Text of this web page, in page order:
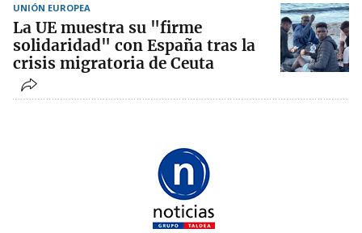
UNIÓN EUROPEA
La UE muestra su "firme
solidaridad" con España tras la
crisis migratoria de Ceuta